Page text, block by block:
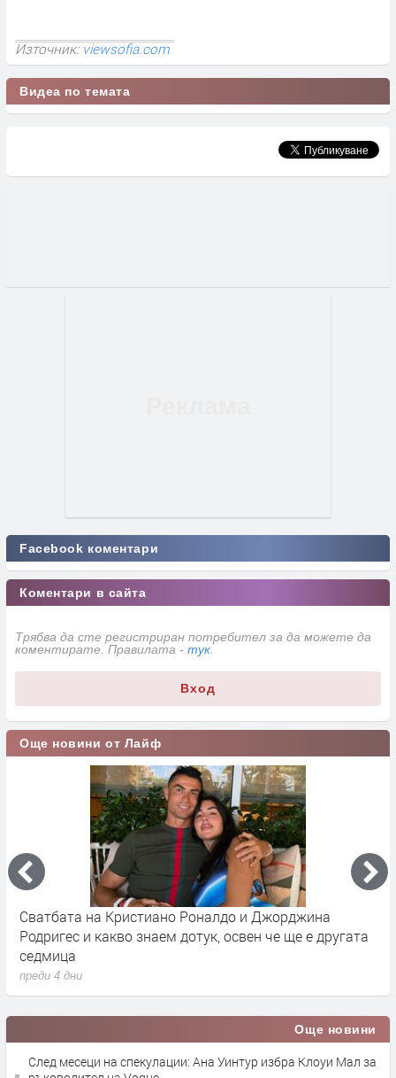
Източник: viewsofia.com
Видеа по темата
Facebook коментари
Коментари в сайта
Трябва да сте регистриран потребител за да можете да
коментирате. Правилата - тук.
Вход
Още новини от Лайф
Сватбата на Кристиано Роналдо и Джорджина
Родригес и какво знаем дотук, освен че ще е другата
седмица
преди 4 дни
Още новини
След месеци на спекулации: Ана Уинтур избра Клоуи Мал за